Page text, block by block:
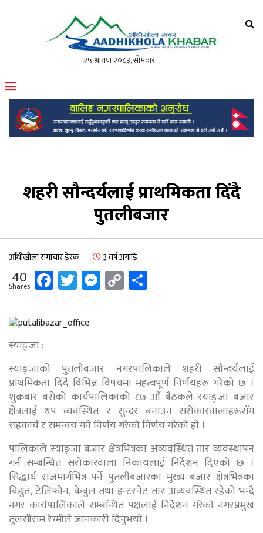
मोफसलकै लोकप्रिय अनलाइन पत्रिका
शहरी सौन्दर्यलाई प्राथमिकता दिंदै
पुतलीबजार
आँधीखोला समाचार डेस्क ३ वर्ष अगाडि
40
Shares Facebook
Twitter
Messenger
Copy
Link
स्याङ्जा :
स्याङ्जाको पुतलीबजार नगरपालिकाले शहरी सौन्दर्यलाई
प्राथमिकता दिंदै विभिन्न विषयमा महत्वपूर्ण निर्णयहरू गरेको छ ।
शुक्रबार बसेको कार्यपालिकाको ८७ औँ बैठकले स्याङ्जा बजार
क्षेत्रलाई थप व्यवस्थित र सुन्दर बनाउन सरोकारवालाहरूसँग
सहकार्य र समन्वय गर्ने निर्णय गरेको निर्णय गरेको हाे ।
पालिकाले स्याङ्जा बजार क्षेत्रभित्रका अव्यवस्थित तार व्यवस्थापन
गर्न सम्बन्धित सरोकारवाला निकायलाई निर्देशन दिएको छ ।
सिद्धार्थ राजमार्गभित्र पर्ने पुतलीबजारका मुख्य बजार क्षेत्रभित्रका
विद्युत, टेलिफोन, केबुल तथा इन्टरनेट तार अव्यवस्थित रहेको भन्दै
नगर कार्यपालिकाले सम्बन्धित पक्षलाई निर्देशन गरेकाे नगरप्रमुख
तुलसीराम रेग्मीले जानकारी दिनुभयो ।